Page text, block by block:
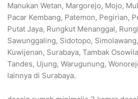
Manukan Wetan, Margorejo, Mojo,
Pacar Kembang, Patemon, Pegirian,
Putat Jaya, Rungkut Menanggal,
Sawunggaling, Sidotopo,
Kuwijenan, Surabaya, Tambak
Tandes, Ujung, Warugunung,
lainnya di Surabaya.